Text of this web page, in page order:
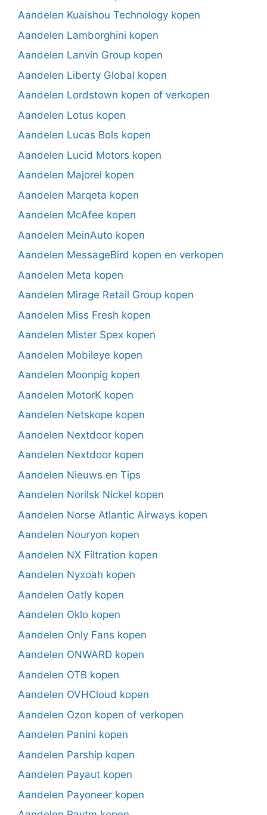
Aandelen Kuaishou Technology kopen
Aandelen Lamborghini kopen
Aandelen Lanvin Group kopen
Aandelen Liberty Global kopen
Aandelen Lordstown kopen of verkopen
Aandelen Lotus kopen
Aandelen Lucas Bols kopen
Aandelen Lucid Motors kopen
Aandelen Majorel kopen
Aandelen Marqeta kopen
Aandelen McAfee kopen
Aandelen MeinAuto kopen
Aandelen MessageBird kopen en verkopen
Aandelen Meta kopen
Aandelen Mirage Retail Group kopen
Aandelen Miss Fresh kopen
Aandelen Mister Spex kopen
Aandelen Mobileye kopen
Aandelen Moonpig kopen
Aandelen MotorK kopen
Aandelen Netskope kopen
Aandelen Nextdoor kopen
Aandelen Nextdoor kopen
Aandelen Nieuws en Tips
Aandelen Norilsk Nickel kopen
Aandelen Norse Atlantic Airways kopen
Aandelen Nouryon kopen
Aandelen NX Filtration kopen
Aandelen Nyxoah kopen
Aandelen Oatly kopen
Aandelen Oklo kopen
Aandelen Only Fans kopen
Aandelen ONWARD kopen
Aandelen OTB kopen
Aandelen OVHCloud kopen
Aandelen Ozon kopen of verkopen
Aandelen Panini kopen
Aandelen Parship kopen
Aandelen Payaut kopen
Aandelen Payoneer kopen